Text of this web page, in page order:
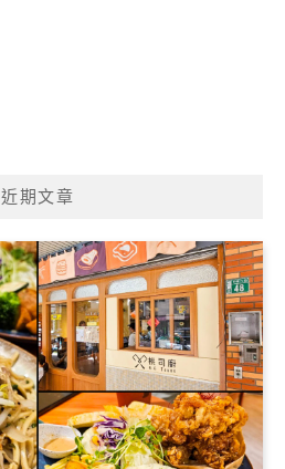
近期文章